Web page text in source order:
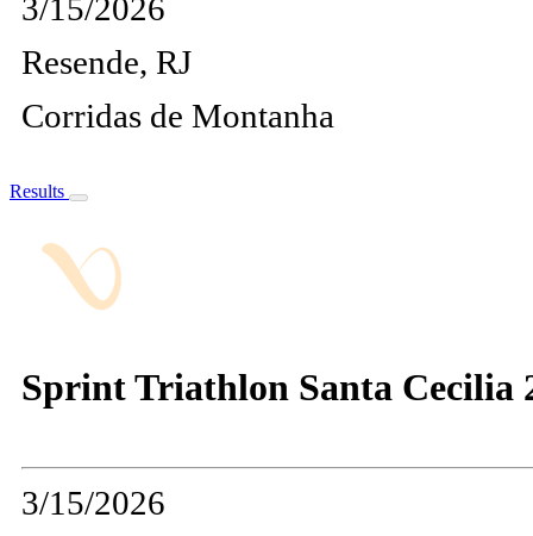
3/15/2026
Resende, RJ
Corridas de Montanha
Results
Sprint Triathlon Santa Cecilia
3/15/2026